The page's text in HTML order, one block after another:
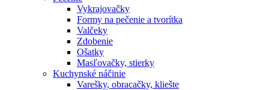
Vykrajovačky
Formy na pečenie a tvorítka
Valčeky
Zdobenie
Ošatky
Masľovačky, stierky
Kuchynské náčinie
Varešky, obracačky, kliešte